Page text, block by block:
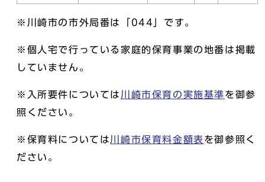
※川崎市の市外局番は「044」です。
※個人宅で行っている家庭的保育事業の地番は掲載
していません。
※入所要件については 川崎市保育の実施基準を御参
照ください。
※保育料については川崎市保育料金額表を御参照く
ださい。